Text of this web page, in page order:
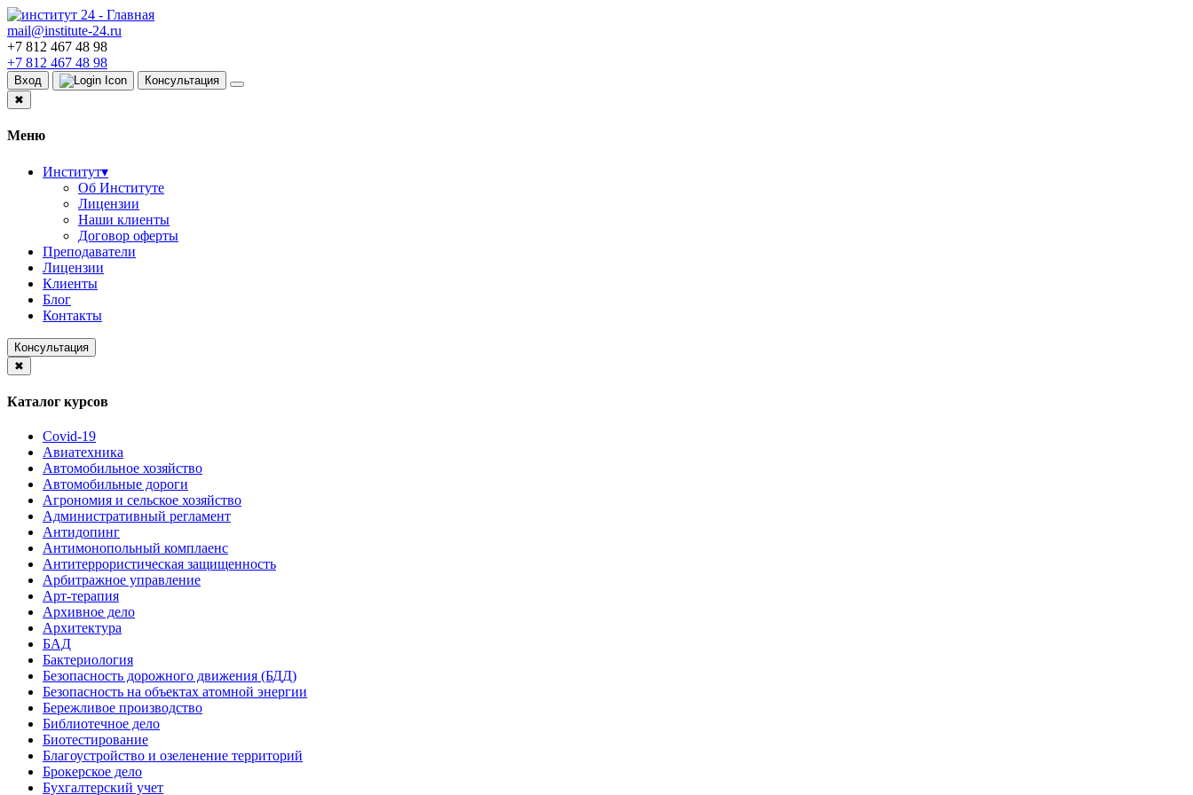
mail@institute-24.ru
+7 812 467 48 98
+7 812 467 48 98
Вход
Консультация
✖
Меню
Институт▾
Об Институте
Лицензии
Наши клиенты
Договор оферты
Преподаватели
Лицензии
Клиенты
Блог
Контакты
Консультация
✖
Каталог курсов
Covid-19
Авиатехника
Автомобильное хозяйство
Автомобильные дороги
Агрономия и сельское хозяйство
Административный регламент
Антидопинг
Антимонопольный комплаенс
Антитеррористическая защищенность
Арбитражное управление
Арт-терапия
Архивное дело
Архитектура
БАД
Бактериология
Безопасность дорожного движения (БДД)
Безопасность на объектах атомной энергии
Бережливое производство
Библиотечное дело
Биотестирование
Благоустройство и озеленение территорий
Брокерское дело
Бухгалтерский учет